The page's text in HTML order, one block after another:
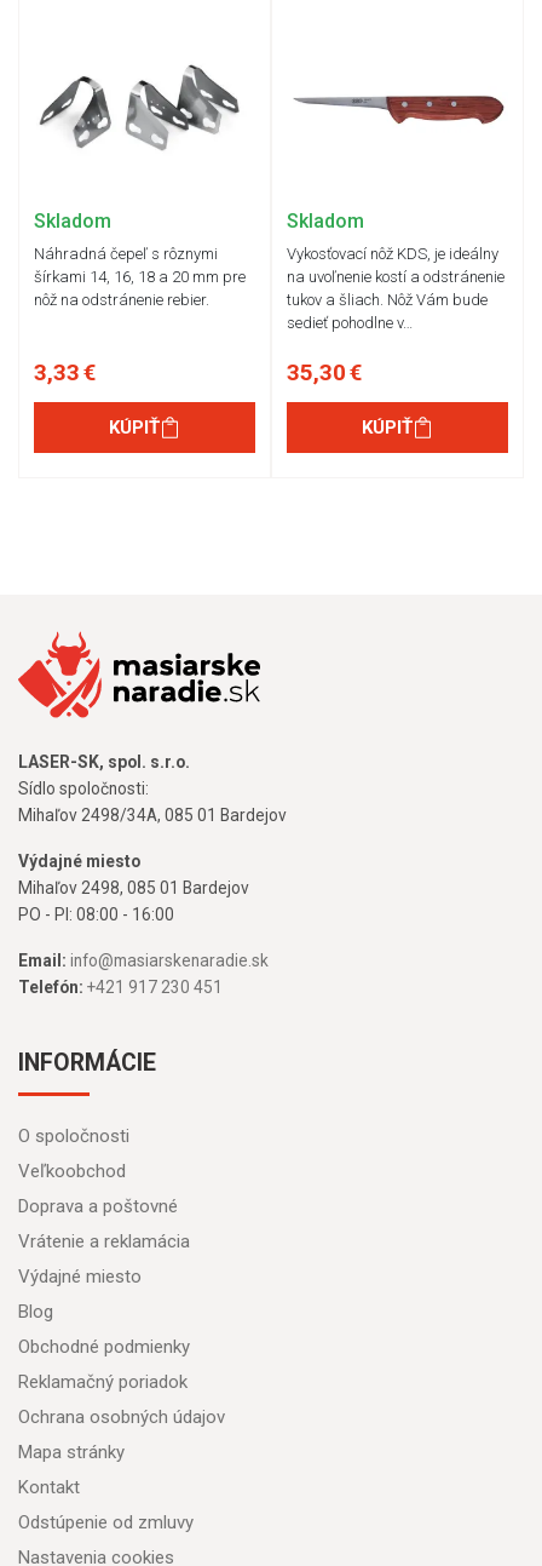
Skladom
Náhradná čepeľ s rôznymi
šírkami 14, 16, 18 a 20 mm pre
nôž na odstránenie rebier.
3,33 €
KÚPIŤ
Skladom
Vykosťovací nôž KDS, je ideálny
na uvoľnenie kostí a odstránenie
tukov a šliach. Nôž Vám bude
sedieť pohodlne v…
35,30 €
KÚPIŤ
LASER-SK, spol. s.r.o.
Sídlo spoločnosti:
Mihaľov 2498/34A, 085 01 Bardejov
Výdajné miesto
Mihaľov 2498, 085 01 Bardejov
PO - PI: 08:00 - 16:00
Email: info@masiarskenaradie.sk
Telefón: +421 917 230 451
INFORMÁCIE
O spoločnosti
Veľkoobchod
Doprava a poštovné
Vrátenie a reklamácia
Výdajné miesto
Blog
Obchodné podmienky
Reklamačný poriadok
Ochrana osobných údajov
Mapa stránky
Kontakt
Odstúpenie od zmluvy
Nastavenia cookies